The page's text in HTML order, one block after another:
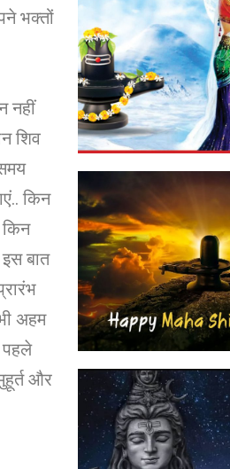
भक्तों
नहीं
शिव
किन
किन
बात
अहम
पहले
और